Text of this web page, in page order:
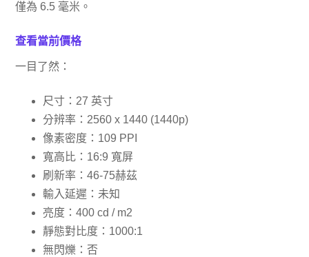
僅為 6.5 毫米。
查看當前價​​格
一目了然：
尺寸：27 英寸
分辨率：2560 x 1440 (1440p)
像素密度：109 PPI
寬高比：16:9 寬屏
刷新率：46-75赫茲
輸入延遲：未知
亮度：400 cd / m2
靜態對比度：1000:1
無閃爍：否